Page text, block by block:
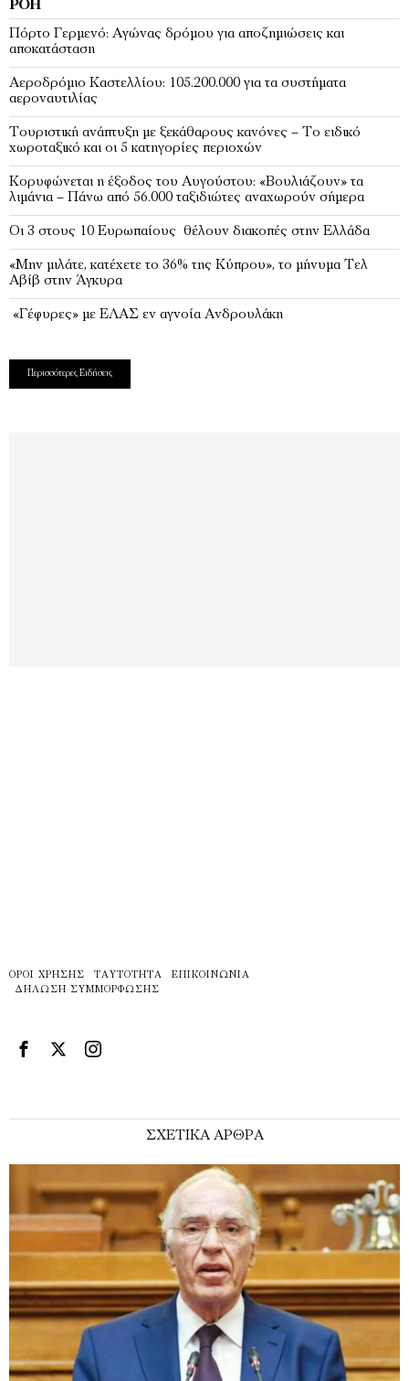
ΡΟΉ
Πόρτο Γερμενό: Αγώνας δρόμου για αποζημιώσεις και
αποκατάσταση
Αεροδρόμιο Καστελλίου: 105.200.000 για τα συστήματα
αεροναυτιλίας
Τουριστική ανάπτυξη με ξεκάθαρους κανόνες – Το ειδικό
χωροταξικό και οι 5 κατηγορίες περιοχών
Κορυφώνεται η έξοδος του Αυγούστου: «Βουλιάζουν» τα
λιμάνια – Πάνω από 56.000 ταξιδιώτες αναχωρούν σήμερα
Οι 3 στους 10 Ευρωπαίους θέλουν διακοπές στην Ελλάδα
«Μην μιλάτε, κατέχετε το 36% της Κύπρου», το μήνυμα Τελ
Αβίβ στην Άγκυρα
«Γέφυρες» με ΕΛΑΣ εν αγνοία Ανδρουλάκη
Περισσότερες Ειδήσεις
ΌΡΟΙ ΧΡΉΣΗΣ ΤΑΥΤΌΤΗΤΑ
ΕΠΙΚΟΙΝΩΝΊΑ
ΔΉΛΩΣΗ ΣΥΜΜΌΡΦΩΣΗΣ
ΣΧΕΤΙΚΑ ΑΡΘΡΑ